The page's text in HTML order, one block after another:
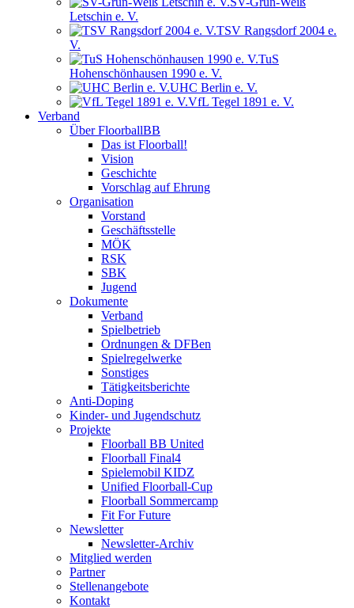
Letschin e. V.
TSV Rangsdorf 2004 e.
V.
TuS
Hohenschönhausen 1990 e. V.
UHC Berlin e. V.
VfL Tegel 1891 e. V.
Verband
Über FloorballBB
Das ist Floorball!
Vision
Geschichte
Vorschlag auf Ehrung
Organisation
Vorstand
Geschäftsstelle
MÖK
RSK
SBK
Jugend
Dokumente
Verband
Spielbetrieb
Ordnungen & DFBen
Spielregelwerke
Sonstiges
Tätigkeitsberichte
Anti-Doping
Kinder- und Jugendschutz
Projekte
Floorball BB United
Floorball Final4
Spielemobil KIDZ
Unified Floorball-Cup
Floorball Sommercamp
Fit For Future
Newsletter
Newsletter-Archiv
Mitglied werden
Partner
Stellenangebote
Kontakt